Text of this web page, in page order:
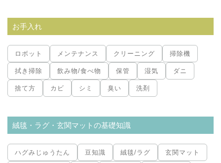
お手入れ
ロボット メンテナンス クリーニング 掃除機
拭き掃除 飲み物/食べ物 保管 湿気 ダニ
捨て方 カビ シミ 臭い 洗剤
絨毯・ラグ・玄関マットの基礎知識
ハグみじゅうたん 豆知識 絨毯/ラグ 玄関マット